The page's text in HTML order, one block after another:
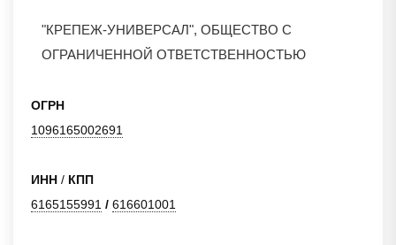
"КРЕПЕЖ-УНИВЕРСАЛ", ОБЩЕСТВО С
ОГРАНИЧЕННОЙ ОТВЕТСТВЕННОСТЬЮ
ОГРН
1096165002691
ИНН / КПП
6165155991 / 616601001